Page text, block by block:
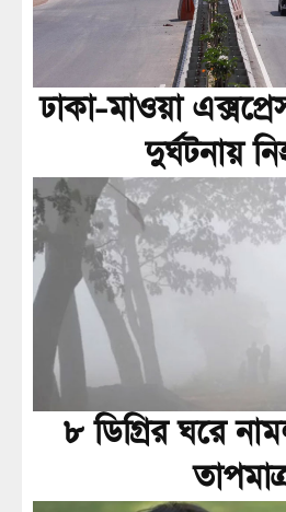
ঢাকা-মাওয়া
দুর্ঘটনায়
৮ ডিগ্রির ঘরে